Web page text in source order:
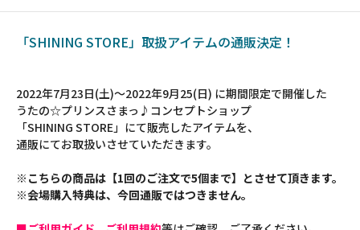
「SHINING STORE」取扱アイテムの通販決定！
2022年7月23日(土)～2022年9月25(日) に期間限定で開催した
うたの☆プリンスさまっ♪コンセプトショップ
「SHINING STORE」にて販売したアイテムを、
通販にてお取扱いさせていただきます。
※こちらの商品は【1回のご注文で5個まで】とさせて頂きます。
※会場購入特典は、今回通販ではつきません。